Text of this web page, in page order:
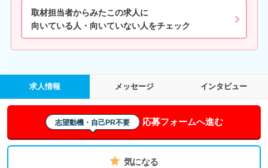
取材担当者からみたこの求人に
向いている人・向いていない人をチェック
求人情報 メッセージ インタビュー
志望動機・自己PR不要 応募フォームへ進む
気になる